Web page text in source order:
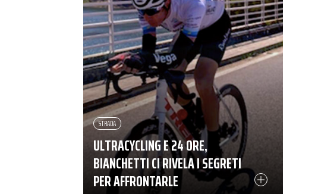
ULTRACYCLING E 24 ORE,
BIANCHETTI CI RIVELA I SEGRETI
PER AFFRONTARLE
STRADA